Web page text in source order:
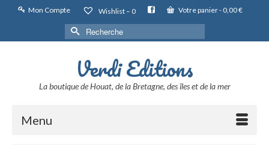
Mon Compte Wishlist – 0 Votre panier- 0,00€
Rechercher :
Verdi Editions
La boutique de Houat, de la Bretagne, des îles et de la mer
Menu